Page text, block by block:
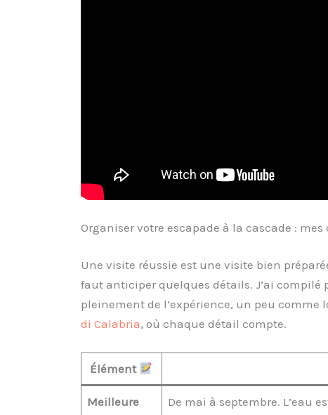
Organiser votre escapade à la cascade :
Une visite réussie est une visite bien
faut anticiper quelques détails. J’ai
pleinement de l’expérience, un peu comme
di Calabria, où chaque détail compte.
Élément
Meilleure
De mai à septembre. L’eau